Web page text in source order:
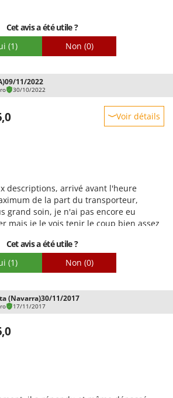
Cet avis a été utile ?
(1) Non (0)
09/11/2022
30/10/2022
Voir détails
descriptions, arrivé avant l'heure
de la part du transporteur,
grand soin, je n'ai pas encore eu
mais je le vois tenir le coup bien assez
Cet avis a été utile ?
(1) Non (0)
(Navarra)30/11/2017
17/11/2017